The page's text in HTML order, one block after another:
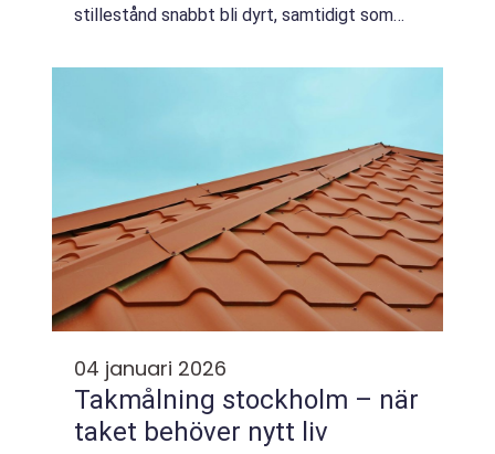
stillestånd snabbt bli dyrt, samtidigt som
04 januari 2026
Takmålning stockholm – när
taket behöver nytt liv